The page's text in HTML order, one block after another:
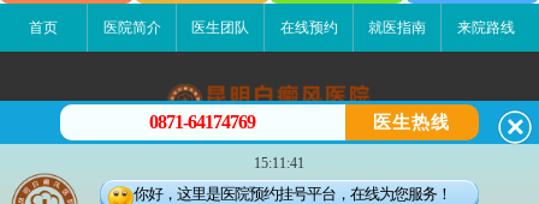
首页 医院简介 医生团队 在线预约 就医指南 来院路线
昆明白癜风医院
昆明市五华区护国路2号
版权所有：昆明白癜风医院
0871-64174769 医生热线
15:11:41
你好，这里是医院预约挂号平台，在线为您服务！